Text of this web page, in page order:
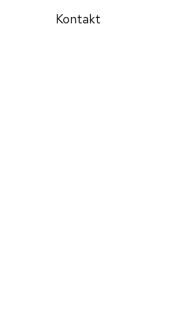
Kontakt